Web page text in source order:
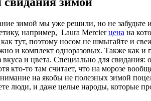
зимой мы уже решили, но не забудьте
например, Laura Mercierцена на
тут, поэтому носом не шмыгайте и
и комплект одноразовых. Также как
вкуса и цвета. Специально для свидания:
кто-то там считает, что на морозе
на якобы не полезных зимой
люди, и даже целые народы, которые